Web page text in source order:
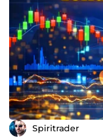
Spiritrader